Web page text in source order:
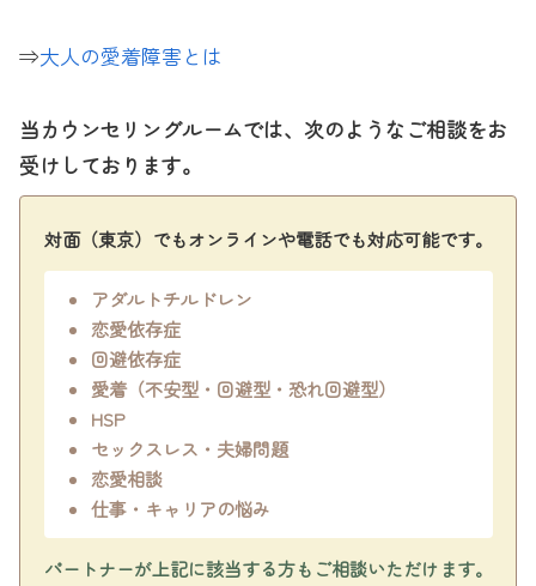
⇒大人の愛着障害とは
当カウンセリングルームでは、次のようなご相談をお
受けしております。
対面（東京）でもオンラインや電話でも対応可能です。
アダルトチルドレン
恋愛依存症
回避依存症
愛着（不安型・回避型・恐れ回避型）
HSP
セックスレス・夫婦問題
恋愛相談
仕事・キャリアの悩み
パートナーが上記に該当する方もご相談いただけます。